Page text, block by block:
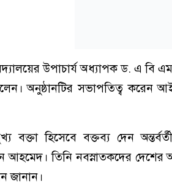
উপাচার্য অধ্যাপক ড. এ বি
অনুষ্ঠানটির সভাপতিত্ব
বক্তা হিসেবে বক্তব্য দেন
আহমেদ। তিনি নবস্নাতকদের দেশের
জানান।